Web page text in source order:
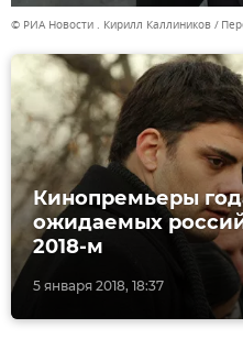
© РИА Новости . Кирилл Каллиников
5 января 2018, 18:37
Кинопремьеры
ожидаемых
2018-м